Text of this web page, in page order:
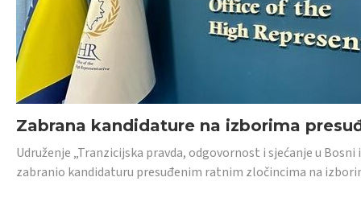
Zabrana kandidature na izborima
Udruženje „Tranzicijska pravda, odgovornost i sjećanje u
zabranio kandidaturu presuđenim ratnim zločincima na